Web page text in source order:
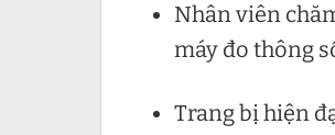
Nhân viên
máy đo thông
Trang bị hiện